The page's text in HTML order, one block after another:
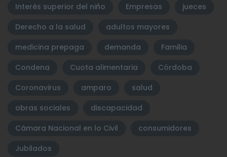
Interés superior del niño
Empresas
jueces
Derecho a la salud
adultos mayores
medicina prepaga
demanda
Familia
Condena
Cuota alimentaria
Córdoba
Coronavirus
amparo
salud
obras sociales
discapacidad
Cámara Nacional en lo Civil
consumidores
Jubilados